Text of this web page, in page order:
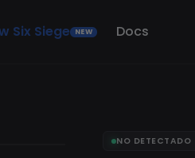
Six Siege NEW Docs
NO DETECTADO